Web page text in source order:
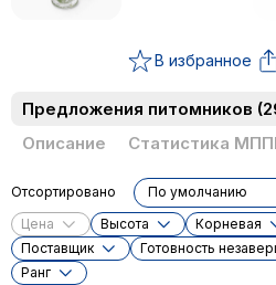
В избранное
Предложения питомников
Описание
Статистика
Цена Высота Корневая
Поставщик
Готовность
Ранг
Отсортировано По умолчанию